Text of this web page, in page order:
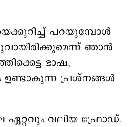
പറയുമ്പോൾ
ഞാൻ
ഭാഷ,
ഉണ്ടാകുന്ന പ്രശ്നങ്ങൾ
ഏറ്റവും വലിയ ഫ്രോഡ്.